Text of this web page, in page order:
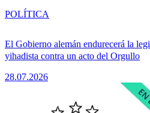
El Gobierno alemán endurecerá la
yihadista contra un acto del Orgullo
28.07.2026
POLÍTICA